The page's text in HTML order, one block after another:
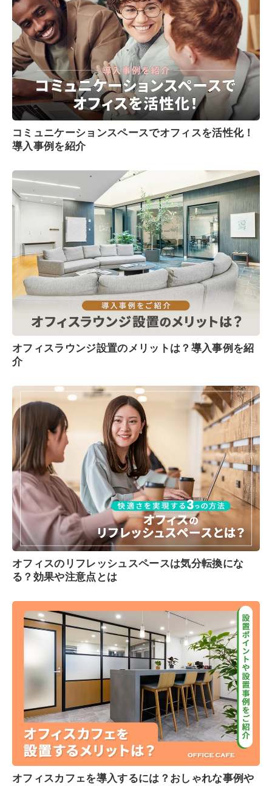
コミュニケーションスペースでオフィスを活性化！
導入事例を紹介
オフィスラウンジ設置のメリットは？導入事例を紹
介
オフィスのリフレッシュスペースは気分転換にな
る？効果や注意点とは
オフィスカフェを導入するには？おしゃれな事例や